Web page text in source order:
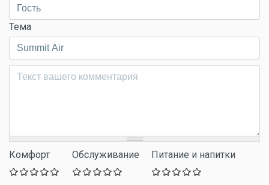
Тема
Комментарий*
Комфорт Обслуживание Питание и напитки